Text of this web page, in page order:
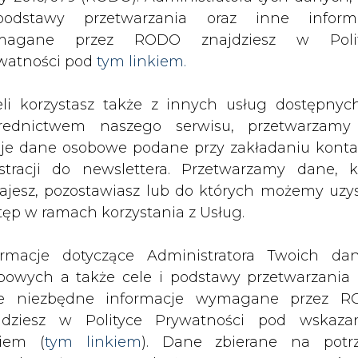
ZMIANY KADROWE NA RYNKU
przetwarzania oraz inne
przez RODO znajdziesz w
pod tym linkiem.
korzystasz także z innych usług
naszego serwisu,
dane osobowe podane przy zakładaniu
do newslettera. Przetwarzamy dane,
pozostawiasz lub do których możemy
w ramach korzystania z Usług.
dotyczące Administratora Twoich
a także cele i podstawy przetwarzania
niezbędne informacje wymagane przez
w Polityce Prywatności pod
(tym linkiem). Dane zbierane na
ISRS dla ZKE S.A.
drukuj skomentuj udostępnij :